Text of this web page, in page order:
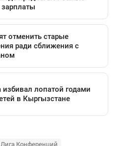
Лига Конференций